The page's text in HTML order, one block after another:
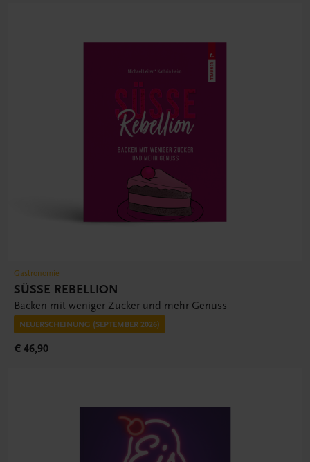
Gastronomie
SÜSSE REBELLION
Backen mit weniger Zucker und mehr Genuss
NEUERSCHEINUNG (SEPTEMBER 2026)
€ 46,90